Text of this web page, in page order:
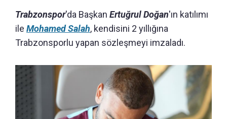
Trabzonspor'da Başkan Ertuğrul Doğan'ın katılımı
ile Mohamed Salah, kendisini 2 yıllığına
Trabzonsporlu yapan sözleşmeyi imzaladı.